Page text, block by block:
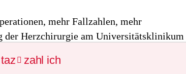
mehr Fallzahlen, mehr
der Herzchirurgie am Universitätsklinikum
sein. Und er wollte nicht nur
taz  zahl ich